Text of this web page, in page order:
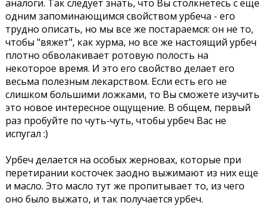
аналоги. Так следует знать, что Вы столкнетесь с еще
одним запоминающимся свойством урбеча - его
трудно описать, но мы все же постараемся: он не то,
чтобы "вяжет", как хурма, но все же настоящий урбеч
плотно обволакивает ротовую полость на
некоторое время. И это его свойство делает его
весьма полезным лекарством. Если есть его не
слишком большими ложками, то Вы сможете изучить
это новое интересное ощущение. В общем, первый
раз пробуйте по чуть-чуть, чтобы урбеч Вас не
испугал :)
Урбеч делается на особых жерновах, которые при
перетирании косточек заодно выжимают из них еще
и масло. Это масло тут же пропитывает то, из чего
оно было выжато, и так получается урбеч.